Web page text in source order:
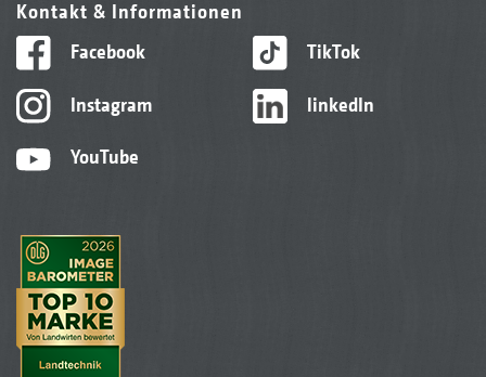
Kontakt & Informationen
Facebook
Instagram
YouTube
TikTok
linkedIn